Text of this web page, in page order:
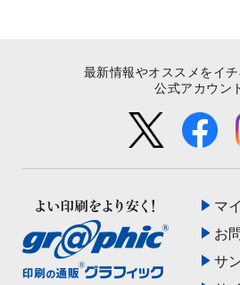
マ
お
サ
最新情報やオススメをイチ
公式アカウン